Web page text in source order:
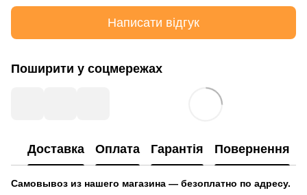
Написати відгук
Поширити у соцмережах
Доставка Оплата Гарантія Повернення
Самовывоз из нашего магазина — безоплатно по адресу.